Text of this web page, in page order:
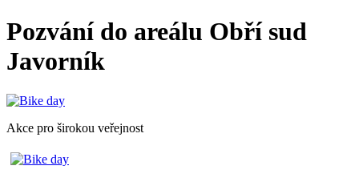
Pozvání do areálu Obří sud
Javorník
Akce pro širokou veřejnost